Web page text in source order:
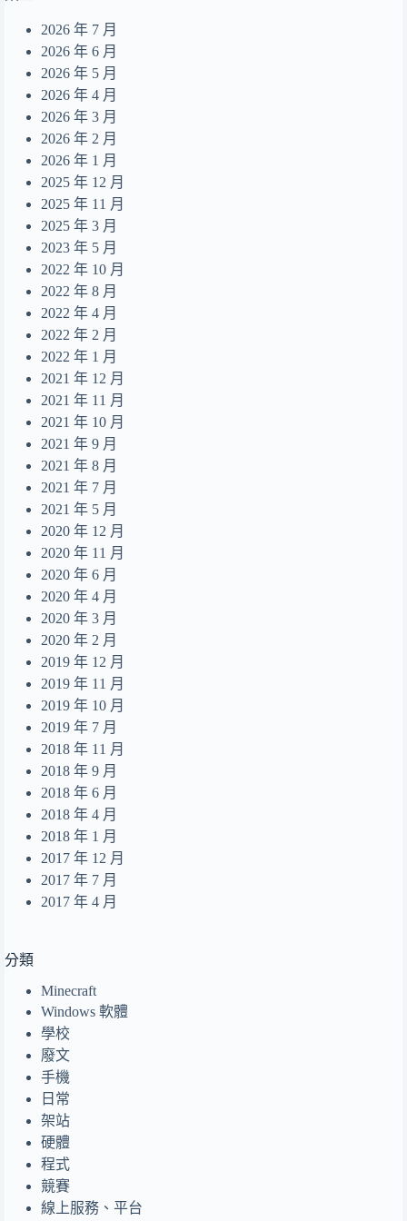
end of a life
14Summer Dream
15無人之島
16目及皆是你
17摺縫中的夢
18Daydreamer
2026 年 7 月
2026 年 6 月
2026 年 5 月
2026 年 4 月
2026 年 3 月
2026 年 2 月
2026 年 1 月
2025 年 12 月
2025 年 11 月
2025 年 3 月
2023 年 5 月
2022 年 10 月
2022 年 8 月
2022 年 4 月
2022 年 2 月
2022 年 1 月
2021 年 12 月
2021 年 11 月
2021 年 10 月
2021 年 9 月
2021 年 8 月
2021 年 7 月
2021 年 5 月
2020 年 12 月
2020 年 11 月
2020 年 6 月
2020 年 4 月
2020 年 3 月
2020 年 2 月
2019 年 12 月
2019 年 11 月
2019 年 10 月
2019 年 7 月
2018 年 11 月
2018 年 9 月
2018 年 6 月
2018 年 4 月
2018 年 1 月
2017 年 12 月
2017 年 7 月
2017 年 4 月
分類
Minecraft
Windows 軟體
學校
廢文
手機
日常
架站
硬體
程式
競賽
線上服務、平台